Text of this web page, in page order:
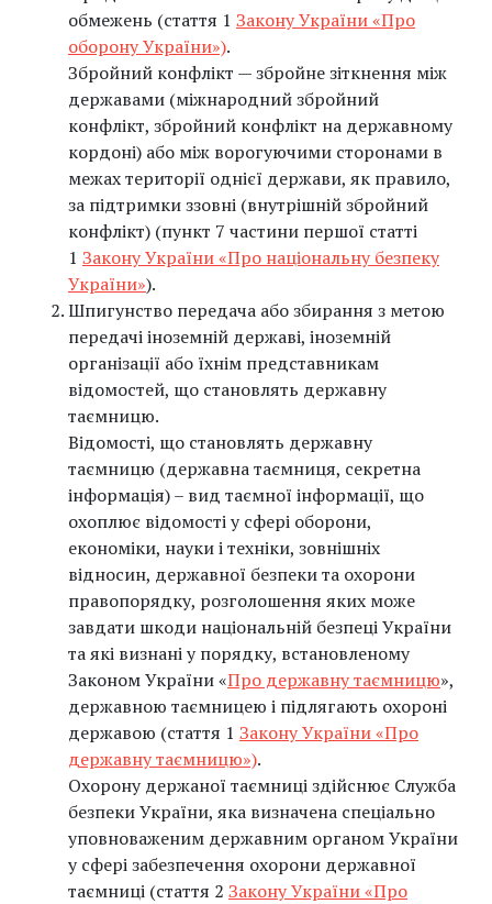
обмежень (стаття 1 Закону України «Про
оборону України»).
Збройний конфлікт — збройне зіткнення між
державами (міжнародний збройний
конфлікт, збройний конфлікт на державному
кордоні) або між ворогуючими сторонами в
межах території однієї держави, як правило,
за підтримки ззовні (внутрішній збройний
конфлікт) (пункт 7 частини першої статті
1 Закону України «Про національну безпеку
України»).
Шпигунство передача або збирання з метою
передачі іноземній державі, іноземній
організації або їхнім представникам
відомостей, що становлять державну
таємницю.
Відомості, що становлять державну
таємницю (державна таємниця, секретна
інформація) – вид таємної інформації, що
охоплює відомості у сфері оборони,
економіки, науки і техніки, зовнішніх
відносин, державної безпеки та охорони
правопорядку, розголошення яких може
завдати шкоди національній безпеці України
та які визнані у порядку, встановленому
Законом України «Про державну таємницю»,
державною таємницею і підлягають охороні
державою (стаття 1 Закону України «Про
державну таємницю»).
Охорону держаної таємниці здійснює Служба
безпеки України, яка визначена спеціально
уповноваженим державним органом України
у сфері забезпечення охорони державної
таємниці (стаття 2 Закону України «Про